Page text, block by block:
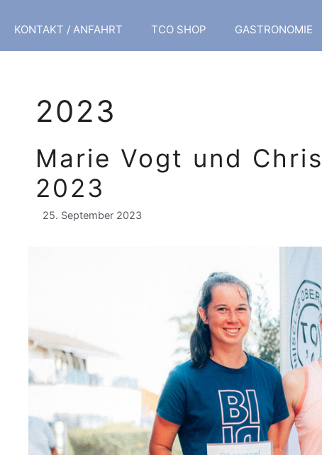
KONTAKT / ANFAHRT TCO SHOP GASTRONOMIE
2023
Marie Vogt und
2023
25. September 2023